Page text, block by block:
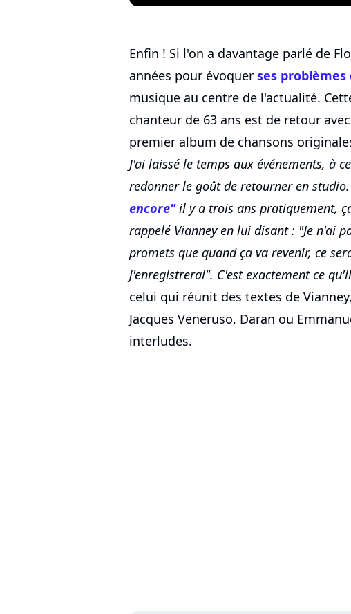
Enfin ! Si l'on a davantage parlé de
années pour évoquer ses problèmes
musique au centre de l'actualité.
chanteur de 63 ans est de retour avec
premier album de chansons
J'ai laissé le temps aux événements, à
redonner le goût de retourner en
encore"il y a trois ans pratiquement,
rappelé Vianney en lui disant : "Je n'ai
promets que quand ça va revenir, ce
j'enregistrerai". C'est exactement ce
celui qui réunit des textes de
Jacques Veneruso, Daran ou
interludes.